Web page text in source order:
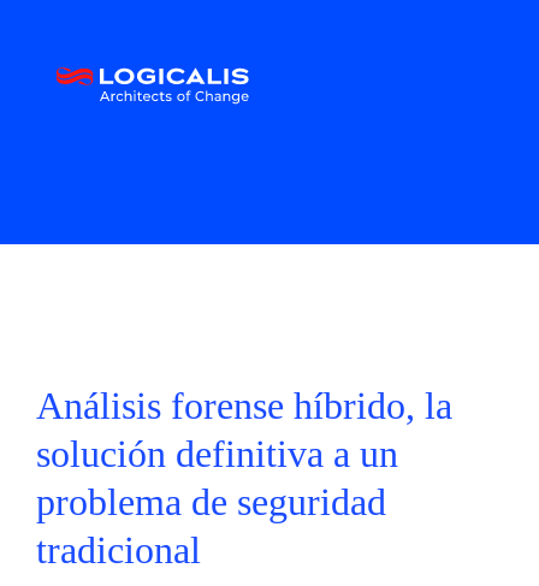
Análisis forense híbrido, la
solución definitiva a un
problema de seguridad
tradicional